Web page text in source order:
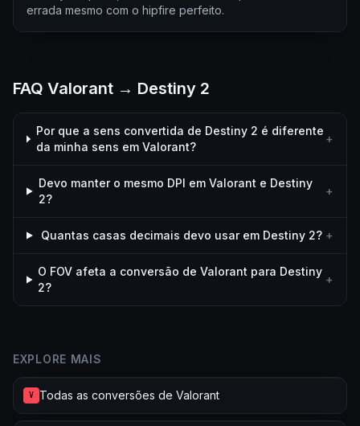
errada mesmo com o hipfire perfeito.
FAQ Valorant → Destiny 2
Por que a sens convertida de Destiny 2 é diferente
da minha sens em Valorant?
+
Devo manter o mesmo DPI em Valorant e Destiny
2?
+
Quantas casas decimais devo usar em Destiny 2? +
O FOV afeta a conversão de Valorant para Destiny
2?
+
EXPLORE MAIS
V Todas as conversões de Valorant